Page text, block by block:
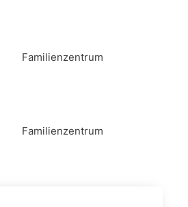
Familienzentrum
Familienzentrum